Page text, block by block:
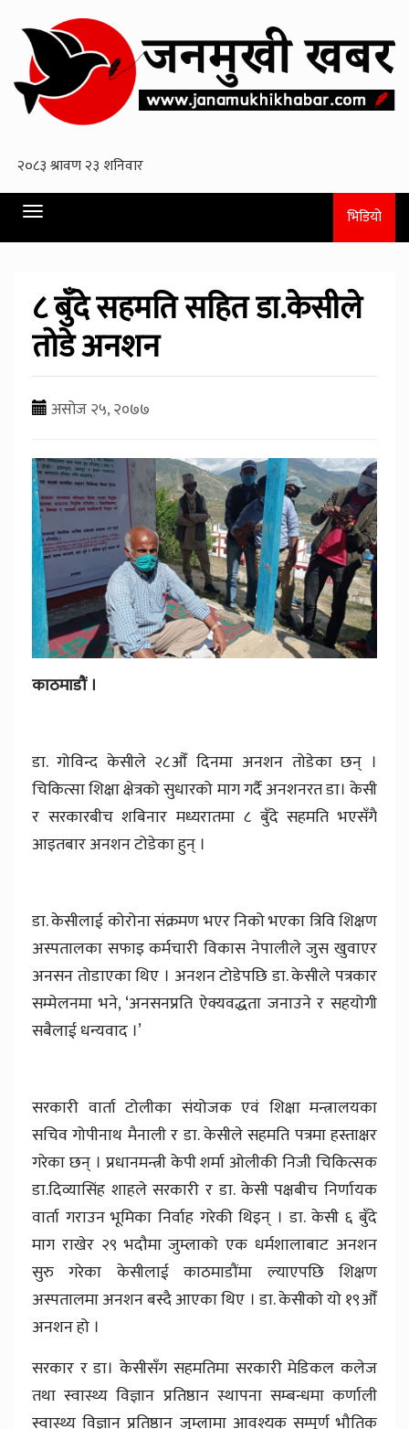
Toggle
navigation
भिडियो
८ बुँदे सहमति सहित डा.केसीले
तोडे अनशन
असोज २५, २०७७
काठमाडौं ।
डा. गोविन्द केसीले २८औँ दिनमा अनशन तोडेका छन् ।
चिकित्सा शिक्षा क्षेत्रको सुधारको माग गर्दै अनशनरत डा। केसी
र सरकारबीच शबिनार मध्यरातमा ८ बुँदे सहमति भएसँगै
आइतबार अनशन टोडेका हुन् ।
डा. केसीलाई कोरोना संक्रमण भएर निको भएका त्रिवि शिक्षण
अस्पतालका सफाइ कर्मचारी विकास नेपालीले जुस खुवाएर
अनसन तोडाएका थिए । अनशन टोडेपछि डा. केसीले पत्रकार
सम्मेलनमा भने, ‘अनसनप्रति ऐक्यवद्धता जनाउने र सहयोगी
सबैलाई धन्यवाद ।’
सरकारी वार्ता टोलीका संयोजक एवं शिक्षा मन्त्रालयका
सचिव गोपीनाथ मैनाली र डा. केसीले सहमति पत्रमा हस्ताक्षर
गरेका छन् । प्रधानमन्त्री केपी शर्मा ओलीकी निजी चिकित्सक
डा.दिव्यासिंह शाहले सरकारी र डा. केसी पक्षबीच निर्णायक
वार्ता गराउन भूमिका निर्वाह गरेकी थिइन् । डा. केसी ६ बुँदे
माग राखेर २९ भदौमा जुम्लाको एक धर्मशालाबाट अनशन
सुरु गरेका केसीलाई काठमाडौंमा ल्याएपछि शिक्षण
अस्पतालमा अनशन बस्दै आएका थिए । डा. केसीको यो १९औँ
अनशन हो ।
सरकार र डा। केसीसँग सहमतिमा सरकारी मेडिकल कलेज
तथा स्वास्थ्य विज्ञान प्रतिष्ठान स्थापना सम्बन्धमा कर्णाली